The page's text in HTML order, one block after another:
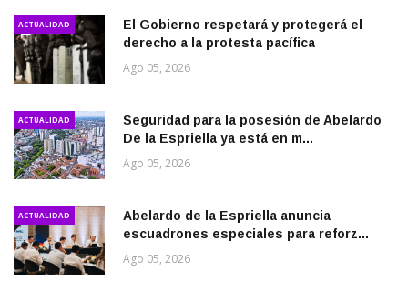
ACTUALIDAD
El Gobierno respetará y protegerá el
derecho a la protesta pacífica
Ago 05, 2026
ACTUALIDAD
Seguridad para la posesión de Abelardo
De la Espriella ya está en m...
Ago 05, 2026
ACTUALIDAD
Abelardo de la Espriella anuncia
escuadrones especiales para reforz...
Ago 05, 2026